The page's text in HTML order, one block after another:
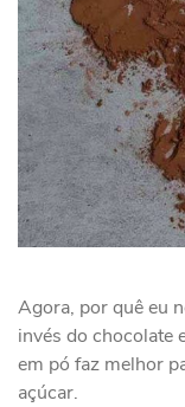
Agora, por quê eu
invés do chocolate
em pó faz melhor
açúcar.